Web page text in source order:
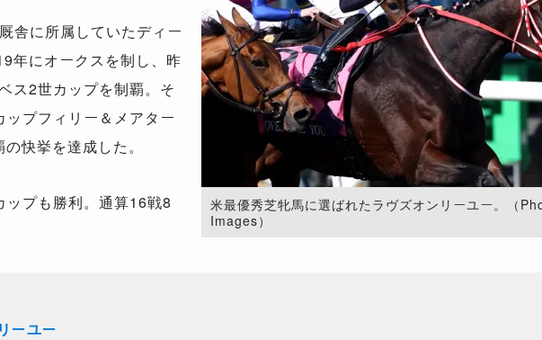
米最優秀芝牝馬に選ばれたラヴズオンリーユー。（
Images）
に所属していたディー
年にオークスを制し、昨
ス2世カップを制覇。そ
ップフィリー＆メアター
の快挙を達成した。
ップも勝利。通算16戦8
ーユー